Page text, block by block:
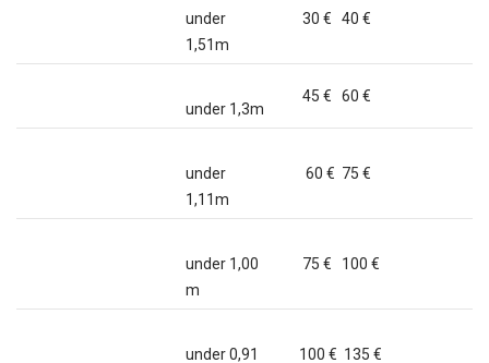
under
1,51m
30 € 40 €
under 1,3m
45 € 60 €
under
1,11m
60 € 75 €
under 1,00
m
75 € 100 €
under 0,91
100 € 135 €